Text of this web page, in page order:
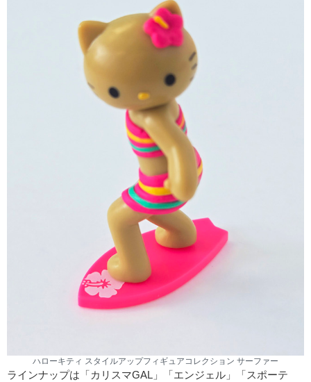
ハローキティ スタイルアップフィギュアコレクション サーファー
ラインナップは「カリスマGAL」「エンジェル」「スポーテ